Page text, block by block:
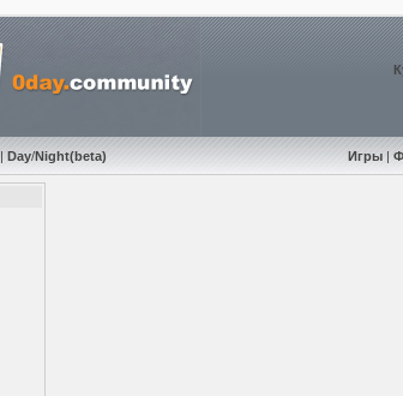
|Day/Night(beta) Игры |